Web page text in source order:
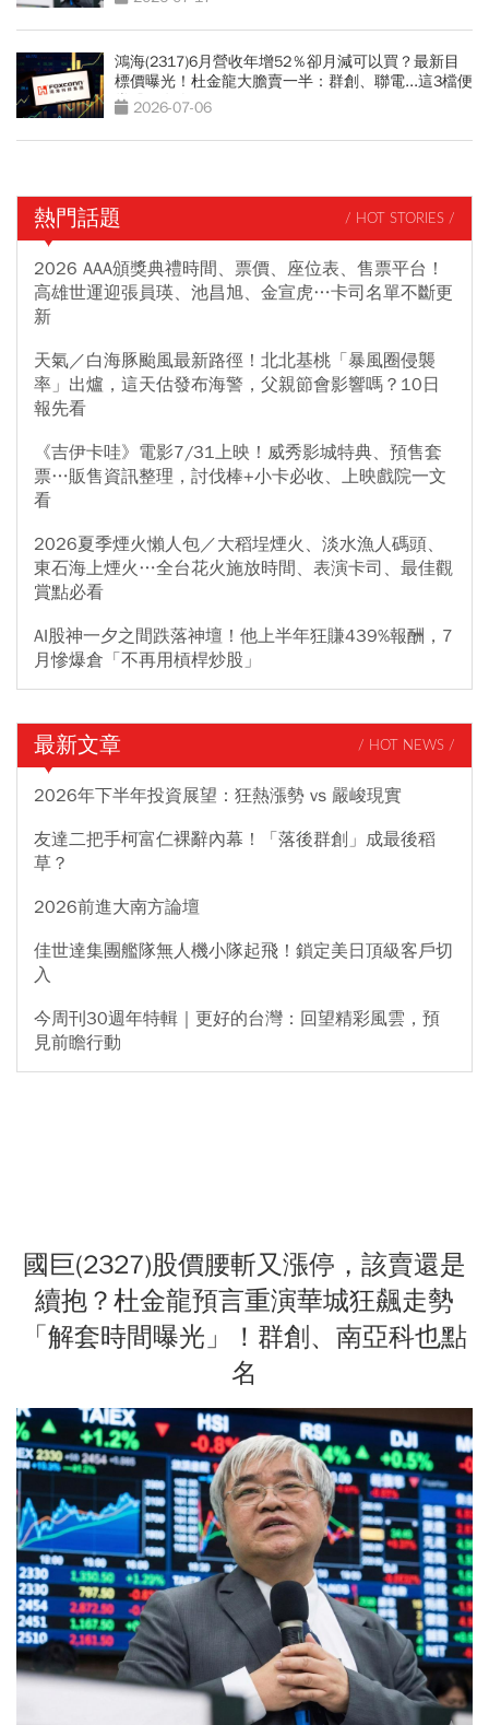
鴻海(2317)6月營收年增52％卻月減可以買？最新目
標價曝光！杜金龍大膽賣一半：群創、聯電...這3檔便
當股更有肉
2026-07-06
熱門話題 / HOT STORIES /
2026 AAA頒獎典禮時間、票價、座位表、售票平台！
高雄世運迎張員瑛、池昌旭、金宣虎…卡司名單不斷更
新
天氣／白海豚颱風最新路徑！北北基桃「暴風圈侵襲
率」出爐，這天估發布海警，父親節會影響嗎？10日
報先看
《吉伊卡哇》電影7/31上映！威秀影城特典、預售套
票…販售資訊整理，討伐棒+小卡必收、上映戲院一文
看
2026夏季煙火懶人包／大稻埕煙火、淡水漁人碼頭、
東石海上煙火…全台花火施放時間、表演卡司、最佳觀
賞點必看
AI股神一夕之間跌落神壇！他上半年狂賺439%報酬，7
月慘爆倉「不再用槓桿炒股」
最新文章 / HOT NEWS /
2026年下半年投資展望：狂熱漲勢 vs 嚴峻現實
友達二把手柯富仁裸辭內幕！「落後群創」成最後稻
草？
2026前進大南方論壇
佳世達集團艦隊無人機小隊起飛！鎖定美日頂級客戶切
入
今周刊30週年特輯｜更好的台灣：回望精彩風雲，預
見前瞻行動
國巨(2327)股價腰斬又漲停，該賣還是
續抱？杜金龍預言重演華城狂飆走勢
「解套時間曝光」！群創、南亞科也點
名